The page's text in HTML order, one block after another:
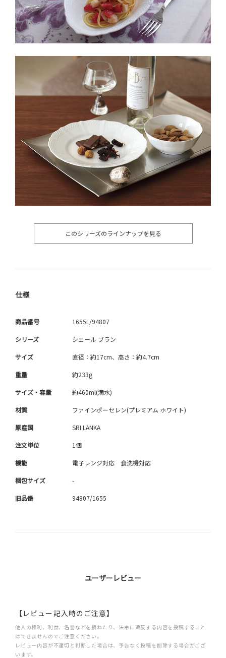
このシリーズのラインナップを見る
仕様
商品番号 1655L/94807
シリーズ シェール ブラン
サイズ 直径：約17cm、高さ：約4.7cm
重量 約233g
サイズ・容量 約460ml(満水)
材質 ファインポーセレン(プレミアム ホワイト)
原産国 SRI LANKA
注文単位 1個
機能 電子レンジ対応 食洗機対応
梱包サイズ -
旧品番 94807/1655
ユーザーレビュー
【レビュー記入時のご注意】
他人の権利、利益、名誉などを損ねたり、法令に違反する内容を投稿すること
はできませんのでご注意ください。
レビュー内容が不適切と判断した場合は、予告なく投稿を削除する場合がござ
います。